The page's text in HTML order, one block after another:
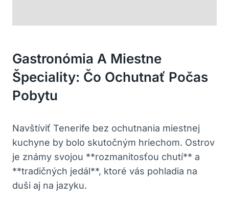
Gastronómia A Miestne
Špeciality: Čo Ochutnať Počas
Pobytu
Navštíviť Tenerife bez ochutnania miestnej
kuchyne by bolo skutočným hriechom. Ostrov
je známy svojou **rozmanitosťou chutí** a
**tradičných jedál**, ktoré vás pohladia na
duši aj na jazyku.